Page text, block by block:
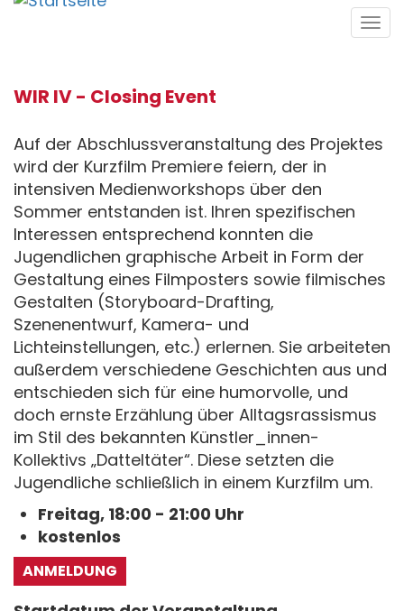
Direkt
WIR IV - Closing Event
Auf der Abschlussveranstaltung des Projektes
wird der Kurzfilm Premiere feiern, der in
intensiven Medienworkshops über den
Sommer entstanden ist. Ihren spezifischen
Interessen entsprechend konnten die
Jugendlichen graphische Arbeit in Form der
Gestaltung eines Filmposters sowie filmisches
Gestalten (Storyboard-Drafting,
Szenenentwurf, Kamera- und
Lichteinstellungen, etc.) erlernen. Sie arbeiteten
außerdem verschiedene Geschichten aus und
entschieden sich für eine humorvolle, und
doch ernste Erzählung über Alltagsrassismus
im Stil des bekannten Künstler_innen-
Kollektivs „Datteltäter“. Diese setzten die
Jugendliche schließlich in einem Kurzfilm um.
Freitag, 18:00 - 21:00 Uhr
kostenlos
ANMELDUNG